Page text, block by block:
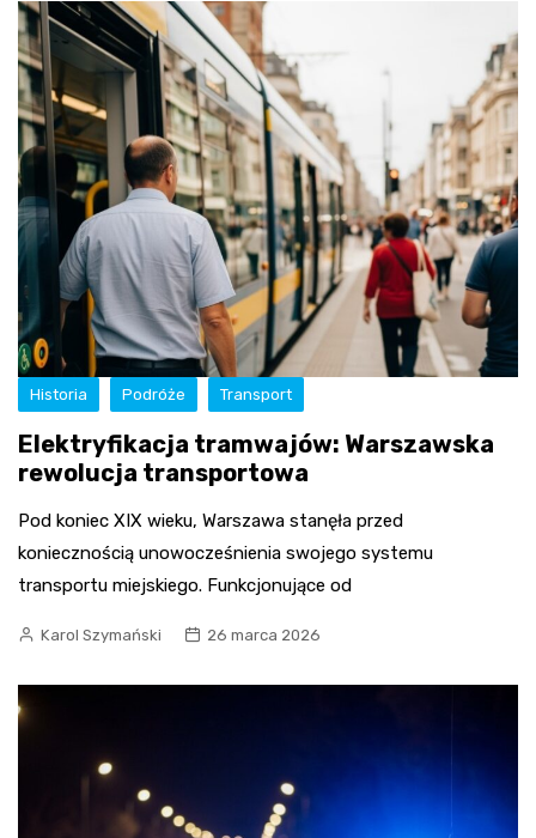
Historia Podróże Transport
Elektryfikacja tramwajów: Warszawska
rewolucja transportowa
Pod koniec XIX wieku, Warszawa stanęła przed
koniecznością unowocześnienia swojego systemu
transportu miejskiego. Funkcjonujące od
Karol Szymański 26 marca 2026